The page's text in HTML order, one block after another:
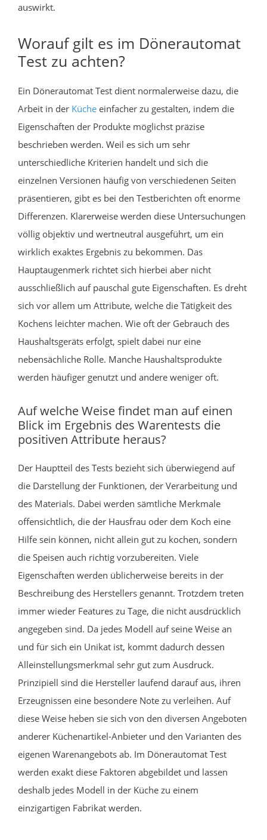
auswirkt.
Worauf gilt es im Dönerautomat
Test zu achten?
Ein Dönerautomat Test dient normalerweise dazu, die
Arbeit in der Küche einfacher zu gestalten, indem die
Eigenschaften der Produkte möglichst präzise
beschrieben werden. Weil es sich um sehr
unterschiedliche Kriterien handelt und sich die
einzelnen Versionen häufig von verschiedenen Seiten
präsentieren, gibt es bei den Testberichten oft enorme
Differenzen. Klarerweise werden diese Untersuchungen
völlig objektiv und wertneutral ausgeführt, um ein
wirklich exaktes Ergebnis zu bekommen. Das
Hauptaugenmerk richtet sich hierbei aber nicht
ausschließlich auf pauschal gute Eigenschaften. Es dreht
sich vor allem um Attribute, welche die Tätigkeit des
Kochens leichter machen. Wie oft der Gebrauch des
Haushaltsgeräts erfolgt, spielt dabei nur eine
nebensächliche Rolle. Manche Haushaltsprodukte
werden häufiger genutzt und andere weniger oft.
Auf welche Weise findet man auf einen
Blick im Ergebnis des Warentests die
positiven Attribute heraus?
Der Hauptteil des Tests bezieht sich überwiegend auf
die Darstellung der Funktionen, der Verarbeitung und
des Materials. Dabei werden sämtliche Merkmale
offensichtlich, die der Hausfrau oder dem Koch eine
Hilfe sein können, nicht allein gut zu kochen, sondern
die Speisen auch richtig vorzubereiten. Viele
Eigenschaften werden üblicherweise bereits in der
Beschreibung des Herstellers genannt. Trotzdem treten
immer wieder Features zu Tage, die nicht ausdrücklich
angegeben sind. Da jedes Modell auf seine Weise an
und für sich ein Unikat ist, kommt dadurch dessen
Alleinstellungsmerkmal sehr gut zum Ausdruck.
Prinzipiell sind die Hersteller laufend darauf aus, ihren
Erzeugnissen eine besondere Note zu verleihen. Auf
diese Weise heben sie sich von den diversen Angeboten
anderer Küchenartikel-Anbieter und den Varianten des
eigenen Warenangebots ab. Im Dönerautomat Test
werden exakt diese Faktoren abgebildet und lassen
deshalb jedes Modell in der Küche zu einem
einzigartigen Fabrikat werden.